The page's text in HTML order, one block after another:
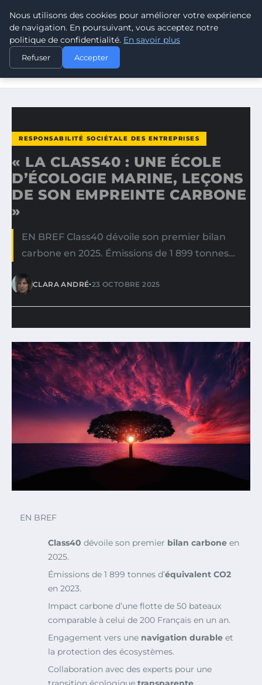
CLIMATE RESPONSE BLOG
ACCUEIL
RESPONSABILITÉ SOCIÉTALE DES ENTREPRISES
« LA CLASS40 : UNE ÉCOLE D’ÉCOLOGIE MARINE, LEÇONS
RESPONSABILITÉ SOCIÉTALE DES ENTREPRISES
« LA CLASS40 : UNE ÉCOLE
D’ÉCOLOGIE MARINE, LEÇONS
DE SON EMPREINTE CARBONE
»
EN BREF Class40 dévoile son premier bilan
carbone en 2025. Émissions de 1 899 tonnes…
CLARA ANDRÉ•23 OCTOBRE 2025
EN BREF
Class40 dévoile son premier bilan carbone en
2025.
Émissions de 1 899 tonnes d’équivalent CO2
en 2023.
Impact carbone d’une flotte de 50 bateaux
comparable à celui de 200 Français en un an.
Engagement vers une navigation durable et
la protection des écosystèmes.
Collaboration avec des experts pour une
Nous utilisons des cookies pour améliorer votre expérience
de navigation. En poursuivant, vous acceptez notre
politique de confidentialité. En savoir plus
Refuser Accepter